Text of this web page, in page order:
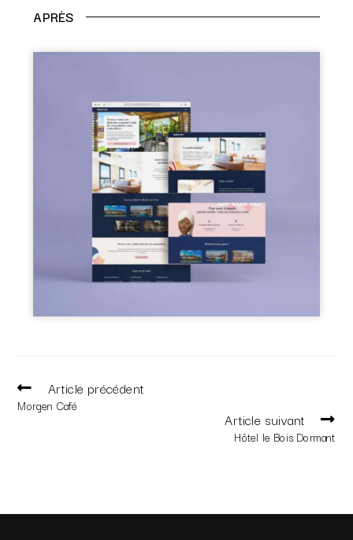
APRÈS
Article précédent
Morgen Café
Article suivant
Hôtel le Bois Dormant